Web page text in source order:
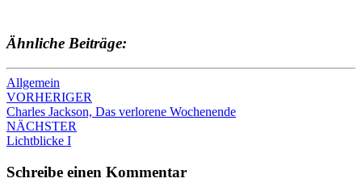
Ähnliche Beiträge:
Allgemein
Beitrags-
Navigation
VORHERIGER
Charles Jackson, Das verlorene Wochenende
NÄCHSTER
Lichtblicke I
Schreibe einen Kommentar